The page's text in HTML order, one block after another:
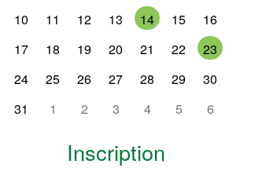
10
11 12 13 14 15
16
17
18 19 20 21 22
23
24
25 26 27 28 29
30
31
1 2 3 4 5 6
Inscription